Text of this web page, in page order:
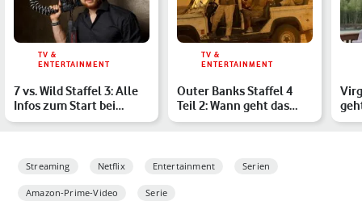
TV &
ENTERTAINMENT
7 vs. Wild Staffel 3: Alle
Infos zum Start bei
Amazon Freevee und…
TV &
ENTERTAINMENT
Outer Banks Staffel 4
Teil 2: Wann geht das
Pogues-Abenteuer weit…
Streaming Netflix Entertainment Serien
Amazon-Prime-Video Serie